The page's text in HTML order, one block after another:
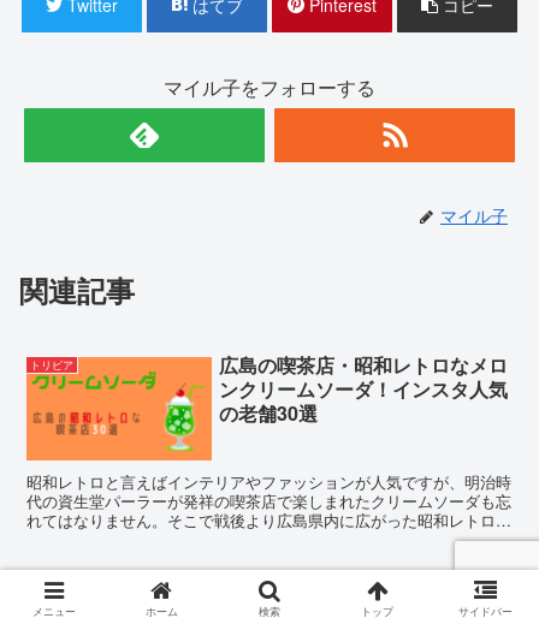
マイル子をフォローする
マイル子
関連記事
トリビア
広島の喫茶店・昭和レトロなメロ
ンクリームソーダ！インスタ人気
の老舗30選
昭和レトロと言えばインテリアやファッションが人気ですが、明治時
代の資生堂パーラーが発祥の喫茶店で楽しまれたクリームソーダも忘
れてはなりません。そこで戦後より広島県内に広がった昭和レトロを
トリビア
『ペットロス』毎日仕事中泣くほ
ど辛い…やる気が出ないのどうし
メニュー ホーム 検索 トップ サイドバー